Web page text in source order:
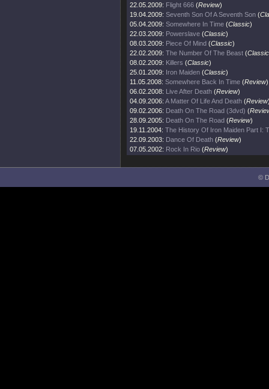
22.05.2009: Flight 666 (Review)
19.04.2009: Seventh Son Of A Seventh Son (
05.04.2009: Somewhere In Time (Classic)
22.03.2009: Powerslave (Classic)
08.03.2009: Piece Of Mind (Classic)
22.02.2009: The Number Of The Beast (Classic
08.02.2009: Killers (Classic)
25.01.2009: Iron Maiden (Classic)
11.05.2008: Somewhere Back In Time (Review)
06.02.2008: Live After Death (Review)
04.09.2006: A Matter Of Life And Death (Review
09.02.2006: Death On The Road (3dvd) (
28.09.2005: Death On The Road (Review)
19.11.2004: The History Of Iron Maiden Part I:
22.09.2003: Dance Of Death (Review)
07.05.2002: Rock In Rio (Review)
©